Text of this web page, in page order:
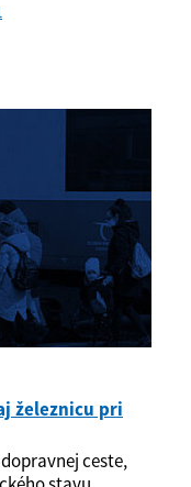
železnicu pri
ceste,